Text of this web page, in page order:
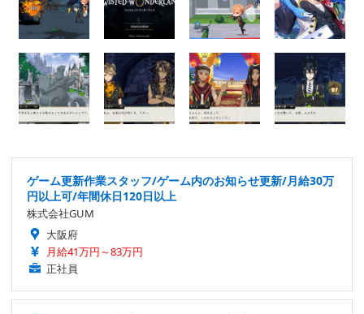
ゲーム更新作業スタッフ/ゲーム内のお知らせ更新/月給30万
円以上可/年間休日120日以上
株式会社GUM
大阪府
月給41万円～83万円
正社員